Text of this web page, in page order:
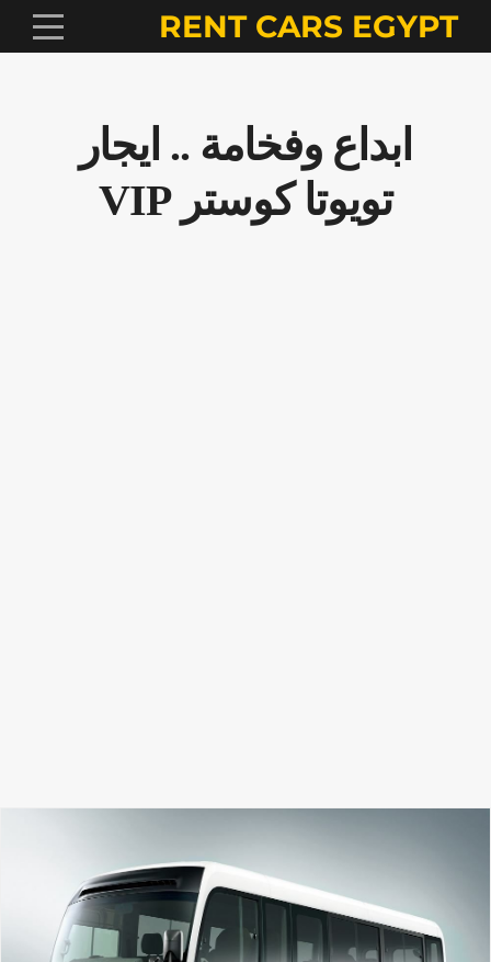
RENT CARS EGYPT
ابداع وفخامة .. ايجار
تويوتا كوستر VIP